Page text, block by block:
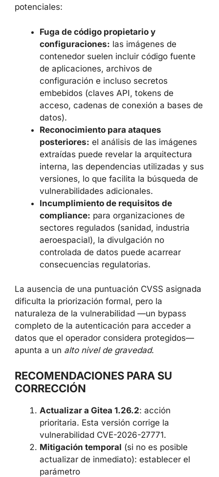
potenciales:
Fuga de código propietario y
configuraciones: las imágenes de
contenedor suelen incluir código fuente
de aplicaciones, archivos de
configuración e incluso secretos
embebidos (claves API, tokens de
acceso, cadenas de conexión a bases de
datos).
Reconocimiento para ataques
posteriores: el análisis de las imágenes
extraídas puede revelar la arquitectura
interna, las dependencias utilizadas y sus
versiones, lo que facilita la búsqueda de
vulnerabilidades adicionales.
Incumplimiento de requisitos de
compliance: para organizaciones de
sectores regulados (sanidad, industria
aeroespacial), la divulgación no
controlada de datos puede acarrear
consecuencias regulatorias.
La ausencia de una puntuación CVSS asignada
dificulta la priorización formal, pero la
naturaleza de la vulnerabilidad —un bypass
completo de la autenticación para acceder a
datos que el operador considera protegidos—
apunta a un alto nivel de gravedad.
RECOMENDACIONES PARA SU
CORRECCIÓN
Actualizar a Gitea 1.26.2: acción
prioritaria. Esta versión corrige la
vulnerabilidad CVE-2026-27771.
Mitigación temporal (si no es posible
actualizar de inmediato): establecer el
parámetro